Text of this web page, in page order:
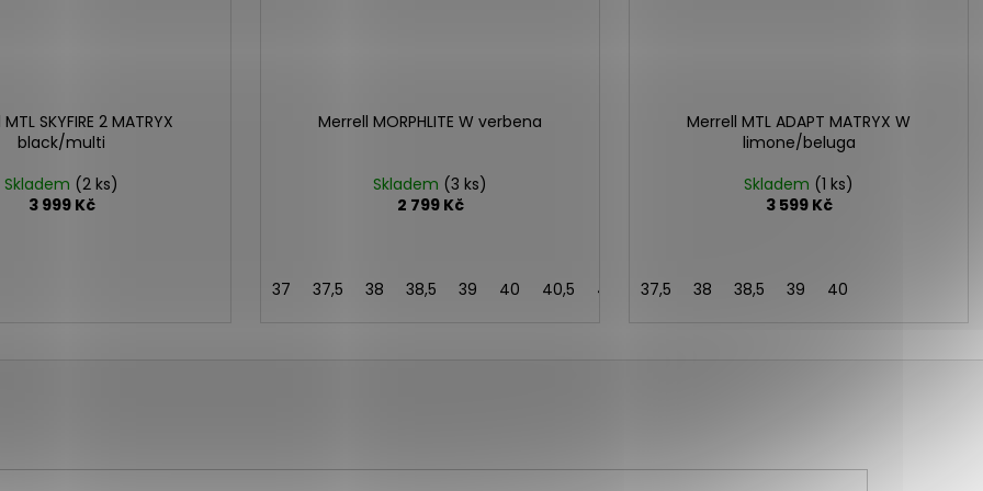
SKYFIRE 2 MATRYX
black/multi
Skladem (2 ks)
3 999 Kč
Merrell MORPHLITE W verbena
Skladem (3 ks)
2 799 Kč
37 37,5 38 38,5 39 40 40,5 41
Merrell MTL ADAPT MATRYX W
limone/beluga
Skladem (1 ks)
3 599 Kč
37,5 38 38,5 39 40